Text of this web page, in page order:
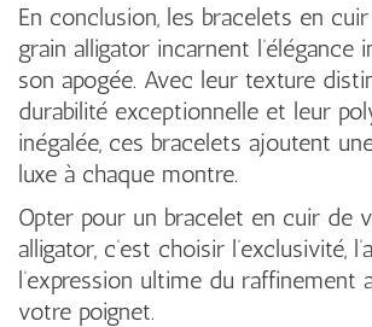
En conclusion, les bracelets en
grain alligator incarnent l’élégance
son apogée. Avec leur texture
durabilité exceptionnelle et leur
inégalée, ces bracelets ajoutent
luxe à chaque montre.
Opter pour un bracelet en cuir de
alligator, c’est choisir l’exclusivité,
l’expression ultime du raffinement
votre poignet.